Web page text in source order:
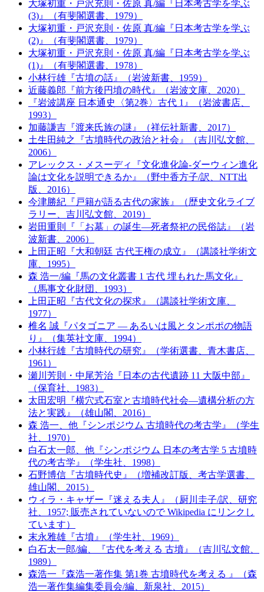
大塚初重・戸沢充則・佐原 真/編『日本考古学を学ぶ
(3)』（有斐閣選書、1979）
大塚初重・戸沢充則・佐原 真/編『日本考古学を学ぶ
(2)』（有斐閣選書、1979）
大塚初重・戸沢充則・佐原 真/編『日本考古学を学ぶ
(1)』（有斐閣選書、1978）
小林行雄『古墳の話』（岩波新書、1959）
近藤義郎『前方後円墳の時代』（岩波文庫、2020）
『岩波講座 日本通史〈第2巻〉古代 1』（岩波書店、
1993）
加藤謙吉『渡来氏族の謎』（祥伝社新書、2017）
土生田純之『古墳時代の政治と社会』（吉川弘文館、
2006）
アレックス・メスーディ『文化進化論-ダーウィン進化
論は文化を説明できるか』（野中香方子/訳、NTT出
版、2016）
今津勝紀『戸籍が語る古代の家族』（歴史文化ライブ
ラリー、吉川弘文館、2019）
岩田重則『「お墓」の誕生―死者祭祀の民俗誌』（岩
波新書、2006）
上田正昭『大和朝廷 古代王権の成立』（講談社学術文
庫、1995）
森 浩一/編『馬の文化叢書 1 古代 埋もれた馬文化』
（馬事文化財団、1993）
上田正昭『古代文化の探求』（講談社学術文庫、
1977）
椎名 誠『パタゴニア ― あるいは風とタンポポの物語
り』（集英社文庫、1994）
小林行雄『古墳時代の研究』（学術選書、青木書店、
1961）
瀬川芳則・中尾芳治『日本の古代遺跡 11 大阪中部』
（保育社、1983）
太田宏明『横穴式石室と古墳時代社会―遺構分析の方
法と実践』（雄山閣、2016）
森 浩一、他『シンポジウム 古墳時代の考古学』（学生
社、1970）
白石太一郎、他『シンポジウム 日本の考古学 5 古墳時
代の考古学』（学生社、1998）
石野博信『古墳時代史』（増補改訂版、考古学選書、
雄山閣、2015）
ウィラ・キャザー『迷える夫人』（厨川圭子/訳、研究
社、1957; 販売されていないので Wikipedia にリンクし
ています）
末永雅雄『古墳』（学生社、1969）
白石太一郎/編、『古代を考える 古墳』（吉川弘文館、
1989）
森浩一『森浩一著作集 第1巻 古墳時代を考える 』（森
浩一著作集編集委員会/編、新泉社、2015）